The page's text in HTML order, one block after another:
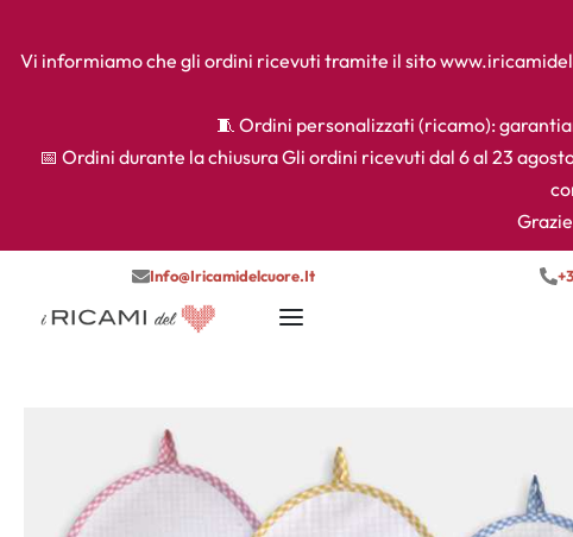
Vi informiamo che gli ordini ricevuti tramite il sito
🧵 Ordini personalizzati (ricamo):
📅 Ordini durante la chiusura Gli ordini ricevuti dal 6 al 23
Info@iricamidelcuore.it